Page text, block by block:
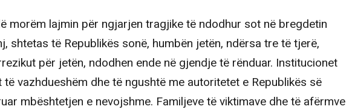
morëm lajmin për ngjarjen tragjike të ndodhur sot në bregdetin
shtetas të Republikës sonë, humbën jetën, ndërsa tre të tjerë,
për jetën, ndodhen ende në gjendje të rënduar. Institucionet
vazhdueshëm dhe të ngushtë me autoritetet e Republikës së
mbështetjen e nevojshme. Familjeve të viktimave dhe të afërmve